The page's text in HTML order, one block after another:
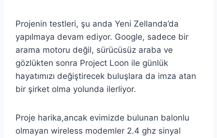
Projenin testleri, şu anda Yeni Zellanda’da
yapılmaya devam ediyor. Google, sadece bir
arama motoru değil, sürücüsüz araba ve
gözlükten sonra Project Loon ile günlük
hayatımızı değiştirecek buluşlara da imza atan
bir şirket olma yolunda ilerliyor.
Proje harika,ancak evimizde bulunan balonlu
olmayan wireless modemler 2.4 ghz sinyal